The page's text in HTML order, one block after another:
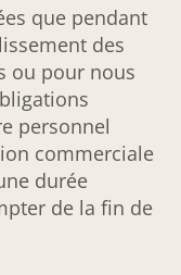
que pendant
des
ou pour nous
personnel
commerciale
durée
de la fin de